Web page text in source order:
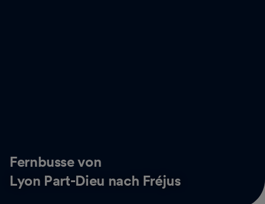
Fernbusse von
Lyon Part-Dieu nach Fréjus